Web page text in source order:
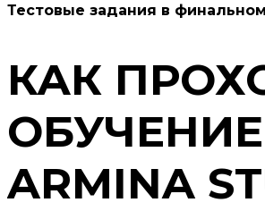
Тестовые задания в
КАК
ARMINA